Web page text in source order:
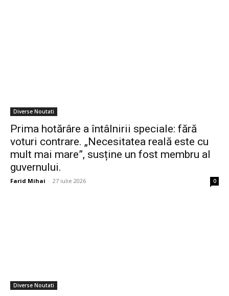
Diverse Noutati
Prima hotărâre a întâlnirii speciale: fără
voturi contrare. „Necesitatea reală este cu
mult mai mare”, susține un fost membru al
guvernului.
Farid Mihai - 27 iulie 2026 0
Diverse Noutati